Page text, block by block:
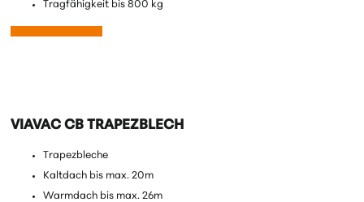
Tragfähigkeit bis 800 kg
VIAVAC CB TRAPEZBLECH
Trapezbleche
Kaltdach bis max. 20m
Warmdach bis max. 26m